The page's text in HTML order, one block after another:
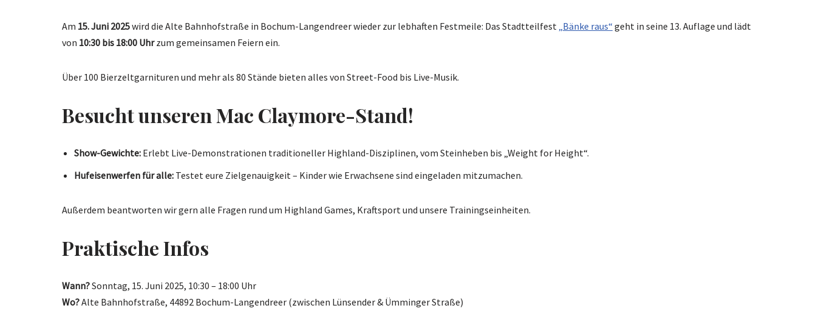
Am 15. Juni 2025wird die Alte Bahnhofstraße in Bochum-Langendreer wieder zur lebhaften Festmeile: Das Stadtteilfest „Bänke raus“ geht in seine 13. Auflage und lädt
von 10:30 bis 18:00 Uhrzum gemeinsamen Feiern ein.
Über 100 Bierzeltgarnituren und mehr als 80 Stände bieten alles von Street-Food bis Live-Musik.
Besucht unseren Mac Claymore-Stand!
Show-Gewichte: Erlebt Live-Demonstrationen traditioneller Highland-Disziplinen, vom Steinheben bis „Weight for Height“.
Hufeisenwerfen für alle: Testet eure Zielgenauigkeit – Kinder wie Erwachsene sind eingeladen mitzumachen.
Außerdem beantworten wir gern alle Fragen rund um Highland Games, Kraftsport und unsere Trainingseinheiten.
Praktische Infos
Wann?Sonntag, 15. Juni 2025, 10:30 – 18:00 Uhr
Wo?Alte Bahnhofstraße, 44892 Bochum-Langendreer (zwischen Lünsender & Ümminger Straße)